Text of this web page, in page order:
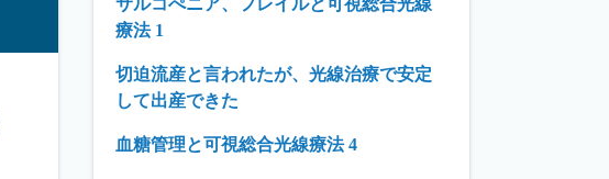
サルコぺニア、フレイルと可視総合光線
療法 1
切迫流産と言われたが、光線治療で安定
して出産できた
血糖管理と可視総合光線療法 4